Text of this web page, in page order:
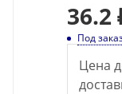
36.2
Под
Цена